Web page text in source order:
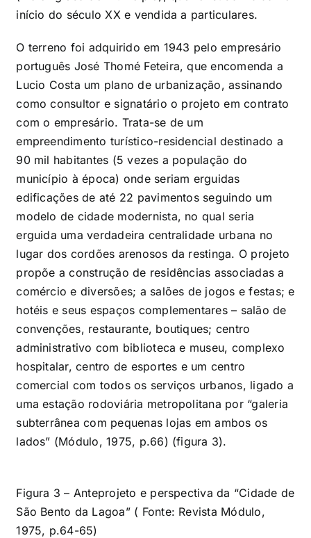
início do século XX e vendida a particulares.
O terreno foi adquirido em 1943 pelo empresário
português José Thomé Feteira, que encomenda a
Lucio Costa um plano de urbanização, assinando
como consultor e signatário o projeto em contrato
com o empresário. Trata-se de um
empreendimento turístico-residencial destinado a
90 mil habitantes (5 vezes a população do
município à época) onde seriam erguidas
edificações de até 22 pavimentos seguindo um
modelo de cidade modernista, no qual seria
erguida uma verdadeira centralidade urbana no
lugar dos cordões arenosos da restinga. O projeto
propõe a construção de residências associadas a
comércio e diversões; a salões de jogos e festas; e
hotéis e seus espaços complementares – salão de
convenções, restaurante, boutiques; centro
administrativo com biblioteca e museu, complexo
hospitalar, centro de esportes e um centro
comercial com todos os serviços urbanos, ligado a
uma estação rodoviária metropolitana por “galeria
subterrânea com pequenas lojas em ambos os
lados” (Módulo, 1975, p.66) (figura 3).
Figura 3 – Anteprojeto e perspectiva da “Cidade de
São Bento da Lagoa” ( Fonte: Revista Módulo,
1975, p.64-65)